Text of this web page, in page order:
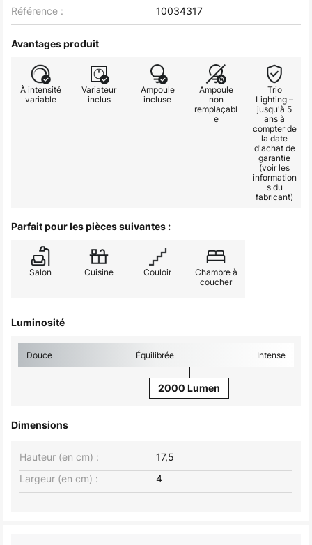
Référence :
10034317
Avantages produit
À intensité
variable
Variateur
inclus
Ampoule
incluse
Ampoule
non
remplaçabl
e
Trio
Lighting –
jusqu'à 5
ans à
compter de
la date
d'achat de
garantie
(voir les
information
s du
fabricant)
Parfait pour les pièces suivantes :
Salon Cuisine Couloir
Chambre à
coucher
Luminosité
Douce Équilibrée Intense
2000 Lumen
Dimensions
Largeur (en cm) : 4
Hauteur (en cm) : 17,5